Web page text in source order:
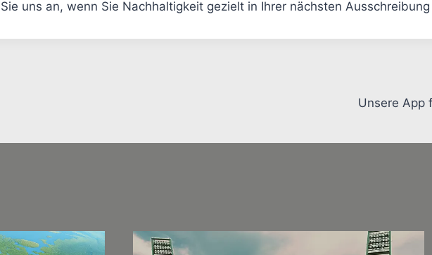
Sie uns an, wenn Sie Nachhaltigkeit gezielt in Ihrer nächsten
Unsere App